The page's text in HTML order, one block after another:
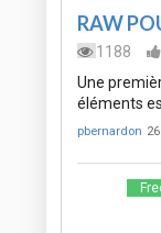
RAW
1188
Une
éléments
pbernardon